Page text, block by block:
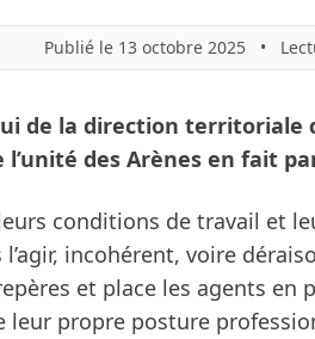
Publié le 13 octobre 2025 •
de la direction territoriale
des Arènes en fait
conditions de travail et
incohérent, voire
et place les agents en
leur propre posture